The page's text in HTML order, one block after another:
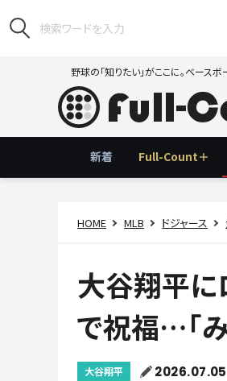
野球の「知りたい」がここに。ベース
新着 Full-Count＋
HOME MLB ドジャース
大谷翔平
で祝福…「
大谷翔平 2026.07.05